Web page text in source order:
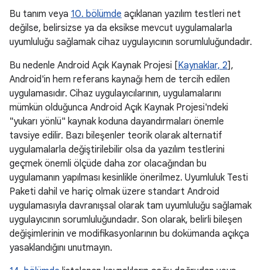
Bu tanım veya 10. bölümde açıklanan yazılım testleri net
değilse, belirsizse ya da eksikse mevcut uygulamalarla
uyumluluğu sağlamak cihaz uygulayıcının sorumluluğundadır.
Bu nedenle Android Açık Kaynak Projesi [Kaynaklar, 2],
Android'in hem referans kaynağı hem de tercih edilen
uygulamasıdır. Cihaz uygulayıcılarının, uygulamalarını
mümkün olduğunca Android Açık Kaynak Projesi'ndeki
"yukarı yönlü" kaynak koduna dayandırmaları önemle
tavsiye edilir. Bazı bileşenler teorik olarak alternatif
uygulamalarla değiştirilebilir olsa da yazılım testlerini
geçmek önemli ölçüde daha zor olacağından bu
uygulamanın yapılması kesinlikle önerilmez. Uyumluluk Testi
Paketi dahil ve hariç olmak üzere standart Android
uygulamasıyla davranışsal olarak tam uyumluluğu sağlamak
uygulayıcının sorumluluğundadır. Son olarak, belirli bileşen
değişimlerinin ve modifikasyonlarının bu dokümanda açıkça
yasaklandığını unutmayın.